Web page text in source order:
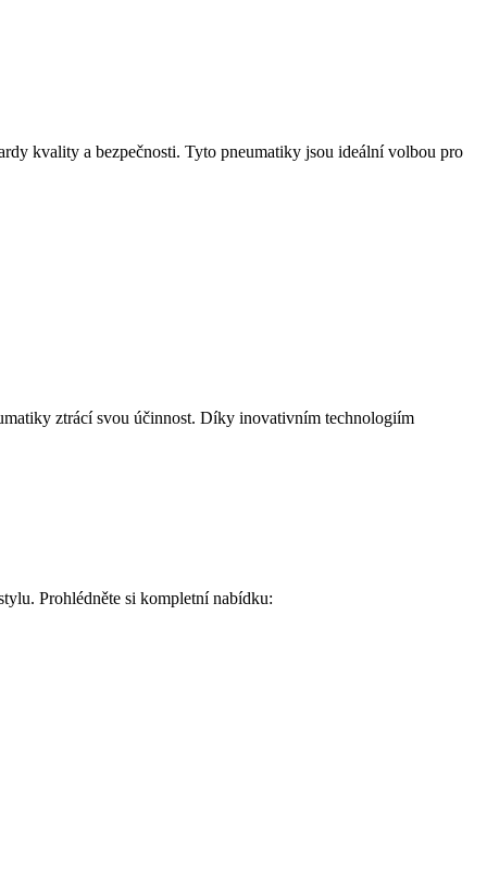
kvality a bezpečnosti. Tyto pneumatiky jsou ideální volbou pro
ztrácí svou účinnost. Díky inovativním technologiím
Prohlédněte si kompletní nabídku: